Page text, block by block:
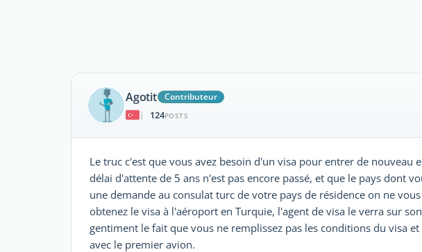
Agotit
Contributeur
|
124POSTS
Le truc c'est que vous avez besoin d'un visa pour entrer de nouveau
délai d'attente de 5 ans n'est pas encore passé, et que le pays dont
une demande au consulat turc de votre pays de résidence on ne
obtenez le visa à l'aéroport en Turquie, l'agent de visa le verra sur
gentiment le fait que vous ne remplissez pas les conditions du visa
avec le premier avion.